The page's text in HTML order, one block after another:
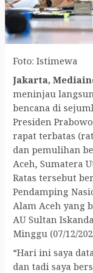
Foto: Istimewa
Jakarta,
meninjau
bencana di
Presiden
rapat terbatas
dan pemulihan
Aceh, Sumatera
Ratas tersebut
Pendamping
Alam Aceh yang
AU Sultan
Minggu (07/12/
“Hari ini saya
dan tadi saya